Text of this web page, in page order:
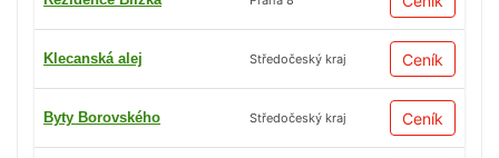
Klecanská alej Středočeský kraj Ceník
Byty Borovského Středočeský kraj Ceník